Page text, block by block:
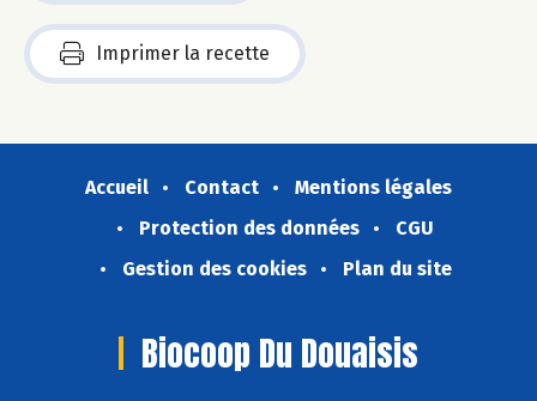
Imprimer la recette
Accueil Contact
Mentions légales
Protection des données
CGU
Gestion des cookies
Plan du site
Biocoop Du Douaisis